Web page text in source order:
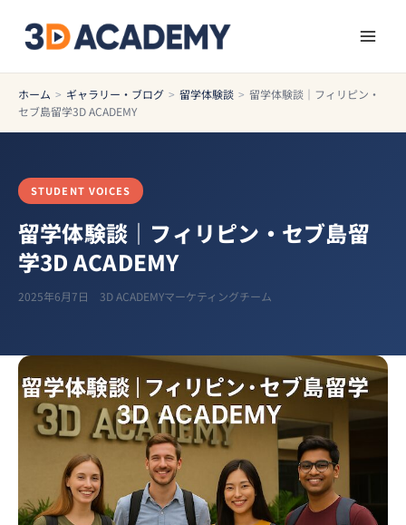
ホーム > ギャラリー・ブログ > 留学体験談 > 留学体験談｜フィリピン・
セブ島留学3D ACADEMY
STUDENT VOICES
留学体験談｜フィリピン・セブ島留
学3D ACADEMY
2025年6月7日 3D ACADEMYマーケティングチーム